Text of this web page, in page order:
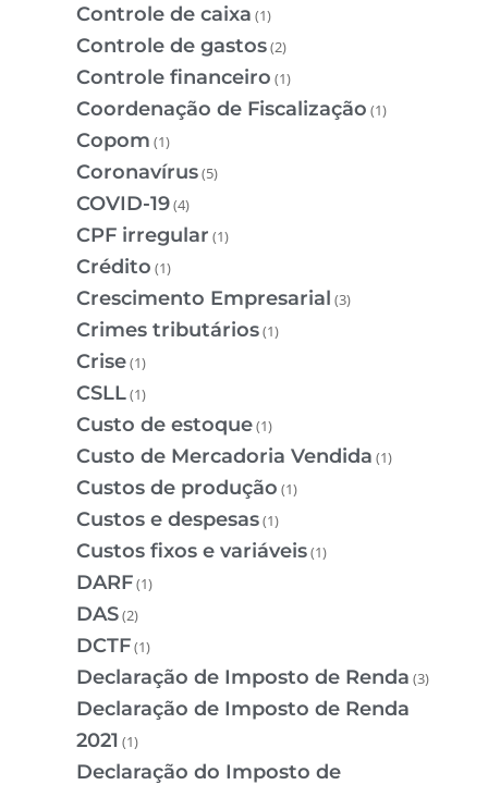
Controle de caixa (1)
Controle de gastos(2)
Controle financeiro (1)
Coordenação de Fiscalização (1)
Copom (1)
Coronavírus(5)
COVID-19(4)
CPF irregular (1)
Crédito (1)
Crescimento Empresarial (3)
Crimes tributários(1)
Crise(1)
CSLL(1)
Custo de estoque(1)
Custo de Mercadoria Vendida (1)
Custos de produção (1)
Custos e despesas(1)
Custos fixos e variáveis(1)
DARF(1)
DAS(2)
DCTF(1)
Declaração de Imposto de Renda (3)
Declaração de Imposto de Renda
2021 (1)
Declaração do Imposto de